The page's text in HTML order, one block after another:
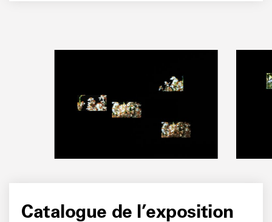
Catalogue de l’exposition